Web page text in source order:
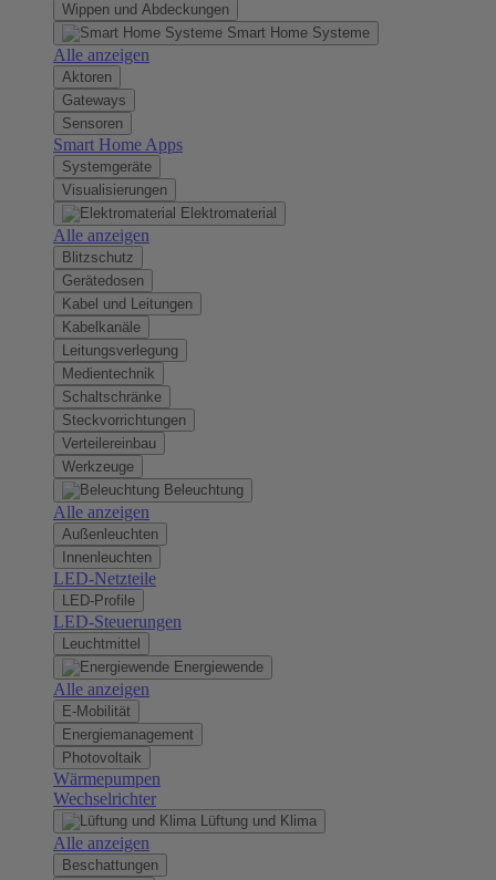
Wippen und Abdeckungen
Smart Home Systeme
Alle anzeigen
Aktoren
Gateways
Sensoren
Smart Home Apps
Systemgeräte
Visualisierungen
Elektromaterial
Alle anzeigen
Blitzschutz
Gerätedosen
Kabel und Leitungen
Kabelkanäle
Leitungsverlegung
Medientechnik
Schaltschränke
Steckvorrichtungen
Verteilereinbau
Werkzeuge
Beleuchtung
Alle anzeigen
Außenleuchten
Innenleuchten
LED-Netzteile
LED-Profile
LED-Steuerungen
Leuchtmittel
Energiewende
Alle anzeigen
E-Mobilität
Energiemanagement
Photovoltaik
Wärmepumpen
Wechselrichter
Lüftung und Klima
Alle anzeigen
Beschattungen